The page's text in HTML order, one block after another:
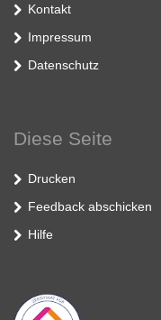
Kontakt
Impressum
Datenschutz
Diese Seite
Drucken
Feedback abschicken
Hilfe